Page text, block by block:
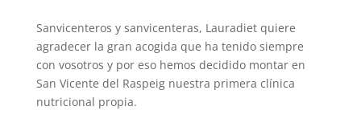
Sanvicenteros y sanvicenteras, Lauradiet quiere
agradecer la gran acogida que ha tenido siempre
con vosotros y por eso hemos decidido montar en
San Vicente del Raspeig nuestra primera clínica
nutricional propia.